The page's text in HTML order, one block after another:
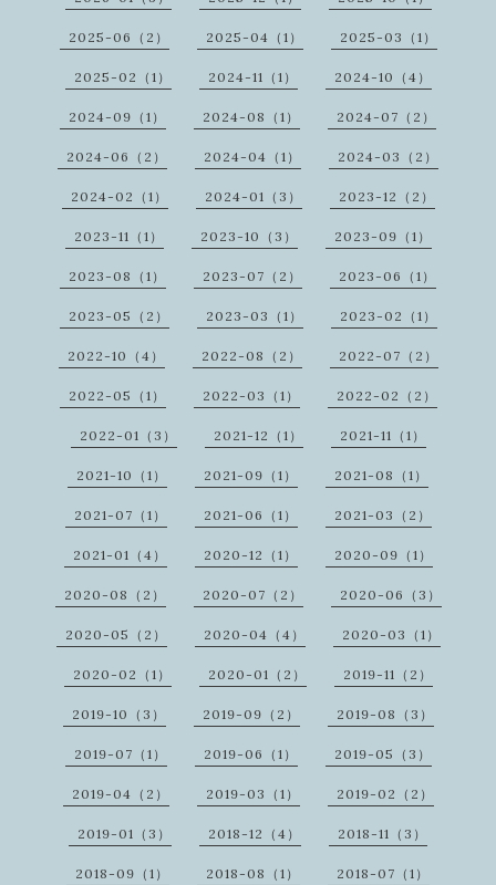
2025-06（2） 2025-04（1） 2025-03（1）
2025-02（1） 2024-11（1） 2024-10（4）
2024-09（1） 2024-08（1） 2024-07（2）
2024-06（2） 2024-04（1） 2024-03（2）
2024-02（1） 2024-01（3） 2023-12（2）
2023-11（1） 2023-10（3） 2023-09（1）
2023-08（1） 2023-07（2） 2023-06（1）
2023-05（2） 2023-03（1） 2023-02（1）
2022-10（4） 2022-08（2） 2022-07（2）
2022-05（1） 2022-03（1） 2022-02（2）
2022-01（3） 2021-12（1） 2021-11（1）
2021-10（1） 2021-09（1） 2021-08（1）
2021-07（1） 2021-06（1） 2021-03（2）
2021-01（4） 2020-12（1） 2020-09（1）
2020-08（2） 2020-07（2） 2020-06（3）
2020-05（2） 2020-04（4） 2020-03（1）
2020-02（1） 2020-01（2） 2019-11（2）
2019-10（3） 2019-09（2） 2019-08（3）
2019-07（1） 2019-06（1） 2019-05（3）
2019-04（2） 2019-03（1） 2019-02（2）
2019-01（3） 2018-12（4） 2018-11（3）
2018-09（1） 2018-08（1） 2018-07（1）